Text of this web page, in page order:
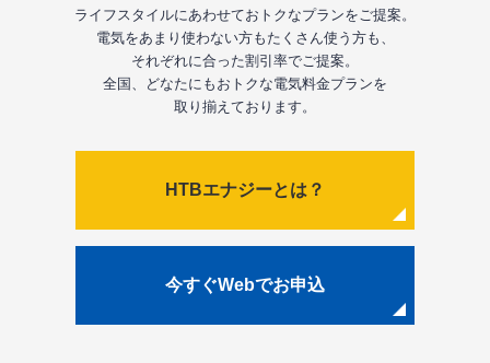
ライフスタイルにあわせておトクなプランをご提案。
電気をあまり使わない方もたくさん使う方も、
それぞれに合った割引率でご提案。
全国、どなたにもおトクな電気料金プランを
取り揃えております。
HTBエナジーとは？
今すぐWebでお申込